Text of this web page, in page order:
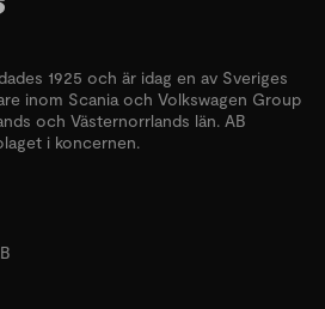
1925 och är idag en av Sveriges
inom Scania och Volkswagen Group
och Västernorrlands län. AB
i koncernen.